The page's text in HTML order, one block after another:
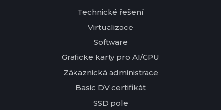
Technické řešení
Virtualizace
Software
Grafické karty pro AI/GPU
Zákaznická administrace
Basic DV certifikát
SSD pole